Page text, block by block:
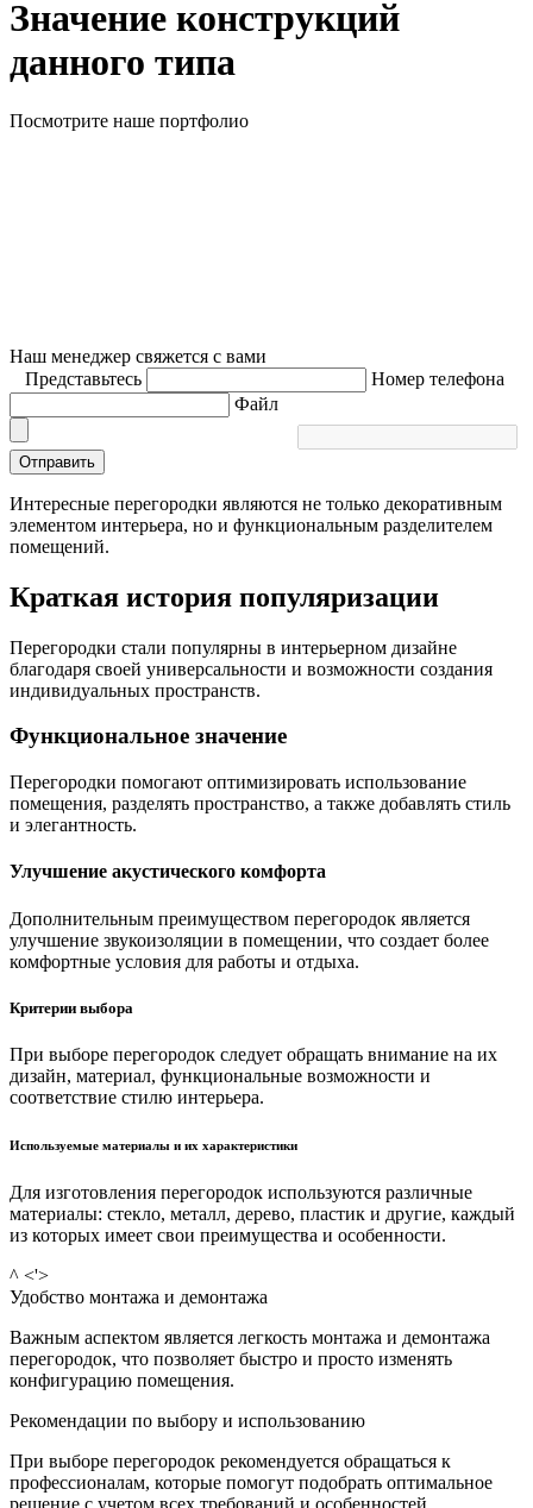
Значение конструкций
данного типа
Посмотрите наше портфолио
Наш менеджер свяжется с вами
Представьтесь
Номер телефона
Файл
Отправить
Интересные перегородки являются не только декоративным
элементом интерьера, но и функциональным разделителем
помещений.
Краткая история популяризации
Перегородки стали популярны в интерьерном дизайне
благодаря своей универсальности и возможности создания
индивидуальных пространств.
Функциональное значение
Перегородки помогают оптимизировать использование
помещения, разделять пространство, а также добавлять стиль
и элегантность.
Улучшение акустического комфорта
Дополнительным преимуществом перегородок является
улучшение звукоизоляции в помещении, что создает более
комфортные условия для работы и отдыха.
Критерии выбора
При выборе перегородок следует обращать внимание на их
дизайн, материал, функциональные возможности и
соответствие стилю интерьера.
Используемые материалы и их характеристики
Для изготовления перегородок используются различные
материалы: стекло, металл, дерево, пластик и другие, каждый
из которых имеет свои преимущества и особенности.
^ <'>
Удобство монтажа и демонтажа
Важным аспектом является легкость монтажа и демонтажа
перегородок, что позволяет быстро и просто изменять
конфигурацию помещения.
Рекомендации по выбору и использованию
При выборе перегородок рекомендуется обращаться к
профессионалам, которые помогут подобрать оптимальное
решение с учетом всех требований и особенностей